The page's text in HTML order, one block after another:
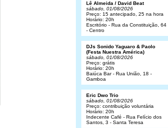
Lê Almeida / David Beat
sábado, 01/08/2026
Preço: 15 antecipado, 25 na hora
Horário: 20h
Escritório - Rua da Constituição, 64
- Centro
DJs Sonido Yaguaro & Paolo
(Festa Nuestra América)
sábado, 01/08/2026
Preço: grátis
Horário: 20h
Baiúca Bar - Rua União, 18 -
Gamboa
Eric Dwo Trio
sábado, 01/08/2026
Preço: contribuição voluntária
Horário: 20h
Indecente Café - Rua Felício dos
Santos, 3 - Santa Teresa